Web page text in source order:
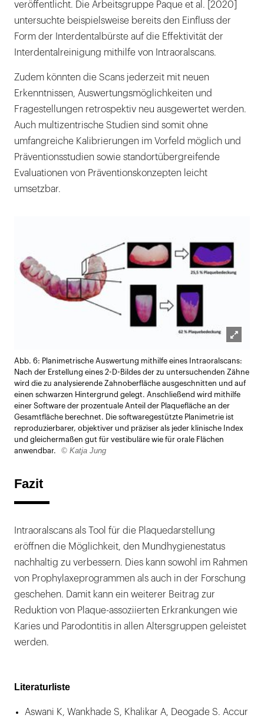
veröffentlicht. Die Arbeitsgruppe Paque et al. [2020]
untersuchte beispielsweise bereits den Einfluss der
Form der Interdentalbürste auf die Effektivität der
Interdentalreinigung mithilfe von Intraoralscans.
Zudem könnten die Scans jederzeit mit neuen
Erkenntnissen, Auswertungsmöglichkeiten und
Fragestellungen retrospektiv neu ausgewertet werden.
Auch multizentrische Studien sind somit ohne
umfangreiche Kalibrierungen im Vorfeld möglich und
Präventionsstudien sowie standortübergreifende
Evaluationen von Präventionskonzepten leicht
umsetzbar.
öffnen
Abb. 6: Planimetrische Auswertung mithilfe eines Intraoralscans:
Nach der Erstellung eines 2-D-Bildes der zu untersuchenden Zähne
wird die zu analysierende Zahnoberfläche ausgeschnitten und auf
einen schwarzen Hintergrund gelegt. Anschließend wird mithilfe
einer Software der prozentuale Anteil der Plaquefläche an der
Gesamtfläche berechnet. Die softwaregestützte Planimetrie ist
reproduzierbarer, objektiver und präziser als jeder klinische Index
und gleichermaßen gut für vestibuläre wie für orale Flächen
anwendbar.
© Katja Jung
Fazit
Intraoralscans als Tool für die Plaquedarstellung
eröffnen die Möglichkeit, den Mundhygienestatus
nachhaltig zu verbessern. Dies kann sowohl im Rahmen
von Prophylaxeprogrammen als auch in der Forschung
geschehen. Damit kann ein weiterer Beitrag zur
Reduktion von Plaque-assoziierten Erkrankungen wie
Karies und Parodontitis in allen Altersgruppen geleistet
werden.
Literaturliste
Aswani K, Wankhade S, Khalikar A, Deogade S. Accur